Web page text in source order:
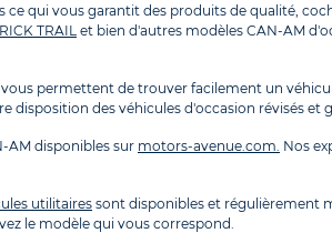
qui vous garantit des produits de qualité,
TRAIL et bien d'autres modèles CAN-AM
permettent de trouver facilement un
des véhicules d'occasion révisés et
AM disponibles sur motors-avenue.com. Nos
utilitairessont disponibles et régulièrement
le modèle qui vous correspond.